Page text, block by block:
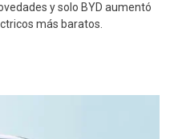
y solo BYD aumentó
más baratos.